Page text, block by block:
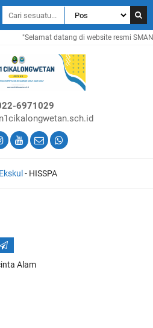
"Selamat datang di website resmi
6971029
Ekskul - HISSPA
Alam